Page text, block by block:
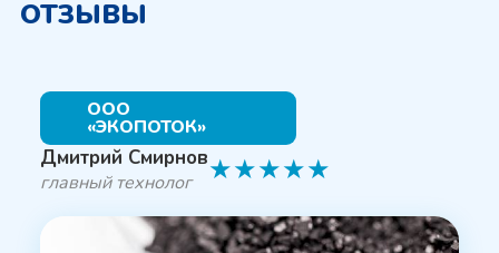
ОТЗЫВЫ
ООО
«ЭКОПОТОК»
Дмитрий Смирнов
главный технолог ★★★★★